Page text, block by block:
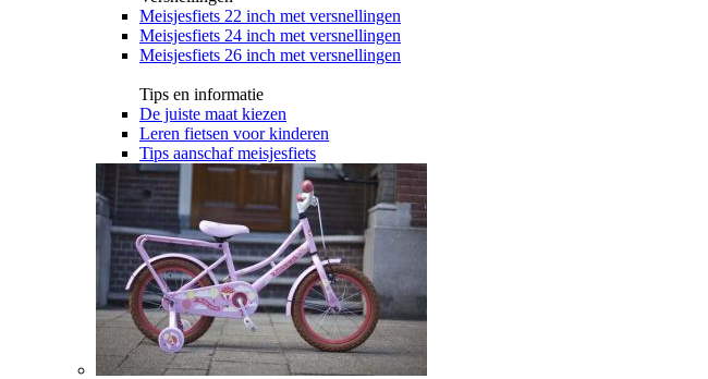
Meisjesfiets 22 inch met versnellingen
Meisjesfiets 24 inch met versnellingen
Meisjesfiets 26 inch met versnellingen
Tips en informatie
De juiste maat kiezen
Leren fietsen voor kinderen
Tips aanschaf meisjesfiets